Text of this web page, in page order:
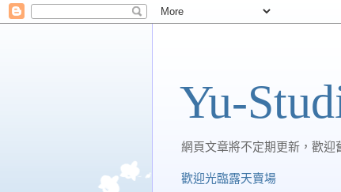
Yu-
網頁文章將不定期更新，歡迎
歡迎光臨露天賣場